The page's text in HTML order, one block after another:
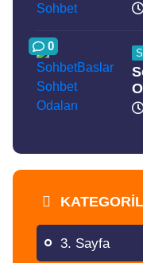
0
3. Sayfa